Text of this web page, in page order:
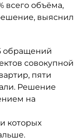
всего объёма,
выяснил
обращений
совокупной
пяти
Решение
на
которых